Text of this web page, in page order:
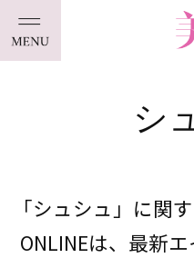
シ
「シュシュ」に関
ONLINEは、最新